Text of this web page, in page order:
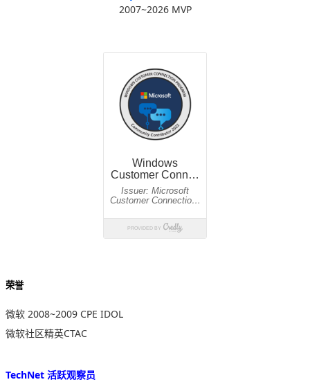
2007~2026 MVP
荣誉
微软 2008~2009 CPE IDOL
微软社区精英CTAC
TechNet 活跃观察员